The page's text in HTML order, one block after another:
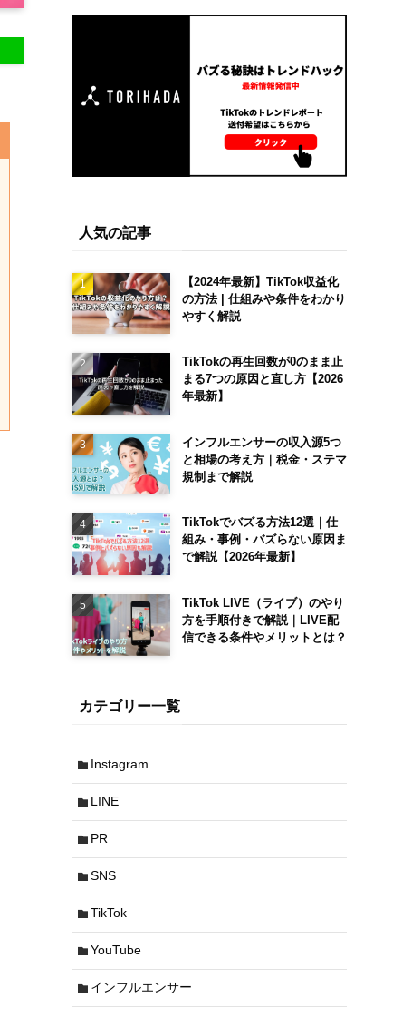
人気の記事
【2024年最新】TikTok収益化
の方法 | 仕組みや条件をわかり
やすく解説
TikTokの再生回数が0のまま止
まる7つの原因と直し方【2026
年最新】
インフルエンサーの収入源5つ
と相場の考え方｜税金・ステマ
規制まで解説
TikTokでバズる方法12選｜仕
組み・事例・バズらない原因ま
で解説【2026年最新】
TikTok LIVE（ライブ）のやり
方を手順付きで解説｜LIVE配
信できる条件やメリットとは？
カテゴリー一覧
Instagram
LINE
PR
SNS
TikTok
YouTube
インフルエンサー